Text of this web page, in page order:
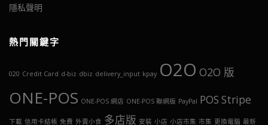
隱私聲明
熱門關鍵字
020 Credit Card d-biz dbiz delivery_input kpay O2O O2O 版
ONE-POS ONE-POS 網店 ONE-POS 聯網版 PayPal POS Stripe
下載 信用卡結帳 免費 外賣小食 多店版 安裝 小店 小店市集 市集 更換電腦 最新